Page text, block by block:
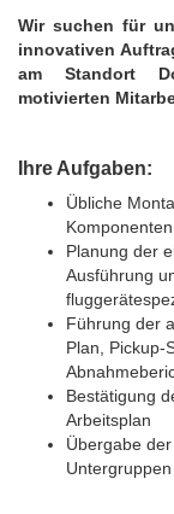
Wir suchen für
innovativen
am Standort
motivierten
Ihre Aufgaben:
Übliche
Planung der
Ausführung
Führung der
Plan, Pickup-
Bestätigung
Arbeitsplan
Übergabe